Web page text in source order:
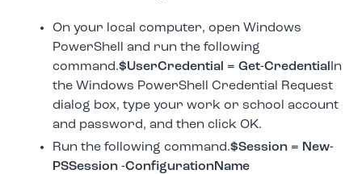
On your local computer, open Windows
PowerShell and run the following
command.$UserCredential = Get-Credential In
the Windows PowerShell Credential Request
dialog box, type your work or school account
and password, and then click OK.
Run the following command.$Session = New-
PSSession -ConfigurationName